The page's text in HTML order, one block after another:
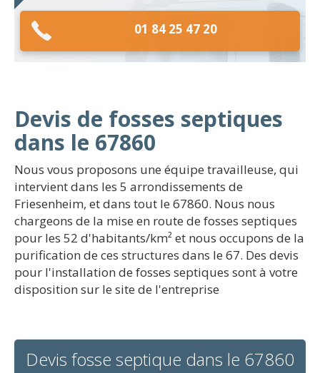
01 84 25 47 20
Devis de fosses septiques
dans le 67860
Nous vous proposons une équipe travailleuse, qui
intervient dans les 5 arrondissements de
Friesenheim, et dans tout le 67860. Nous nous
chargeons de la mise en route de fosses septiques
pour les 52 d'habitants/km² et nous occupons de la
purification de ces structures dans le 67. Des devis
pour l'installation de fosses septiques sont à votre
disposition sur le site de l'entreprise
Devis fosse septique dans le 67860